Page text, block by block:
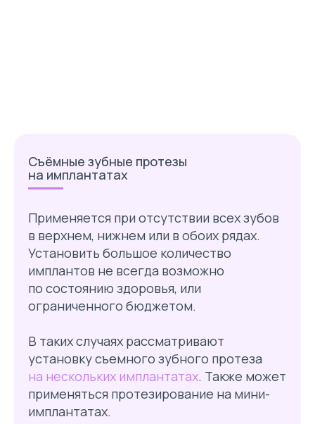
Съёмные зубные протезы
на имплантатах
Применяется при отсутствии всех зубов
в верхнем, нижнем или в обоих рядах.
Установить большое количество
имплантов не всегда возможно
по состоянию здоровья, или
ограниченного бюджетом.
В таких случаях рассматривают
установку съемного зубного протеза
на нескольких имплантатах. Также может
применяться протезирование на мини-
имплантатах.